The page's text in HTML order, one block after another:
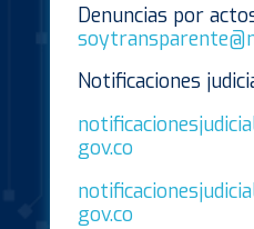
Denuncias por
Notificaciones
gov.co
gov.co